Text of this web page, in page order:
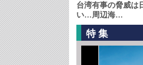
台湾有事の脅威は
い…周辺海…
特集